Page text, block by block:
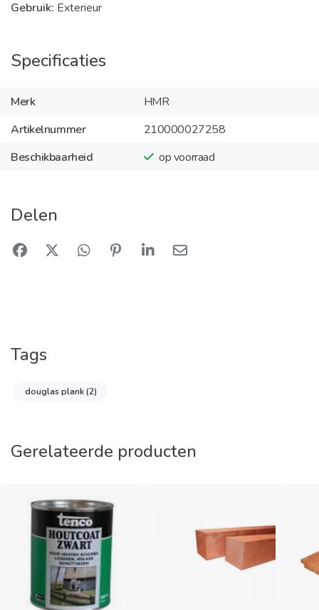
Gebruik: Exterieur
Specificaties
Merk
HMR
Artikelnummer
210000027258
Beschikbaarheid
op voorraad
Delen
Tags
douglas plank(2)
Gerelateerde producten